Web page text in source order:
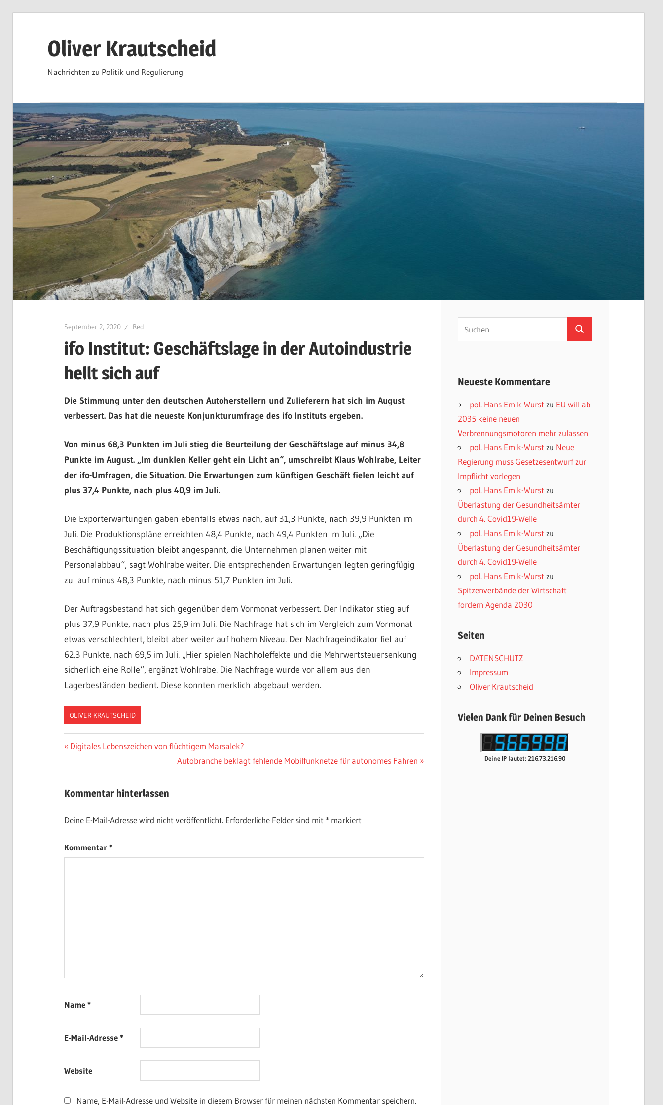
Oliver Krautscheid
Nachrichten zu Politik und Regulierung
September 2, 2020 Red
ifo Institut: Geschäftslage in der Autoindustrie
hellt sich auf
Die Stimmung unter den deutschen Autoherstellern und Zulieferern hat sich im August
verbessert. Das hat die neueste Konjunkturumfrage des ifo Instituts ergeben.
Von minus 68,3 Punkten im Juli stieg die Beurteilung der Geschäftslage auf minus 34,8
Punkte im August. „Im dunklen Keller geht ein Licht an“, umschreibt Klaus Wohlrabe, Leiter
der ifo-Umfragen, die Situation. Die Erwartungen zum künftigen Geschäft fielen leicht auf
plus 37,4 Punkte, nach plus 40,9 im Juli.
Die Exporterwartungen gaben ebenfalls etwas nach, auf 31,3 Punkte, nach 39,9 Punkten im
Juli. Die Produktionspläne erreichten 48,4 Punkte, nach 49,4 Punkten im Juli. „Die
Beschäftigungssituation bleibt angespannt, die Unternehmen planen weiter mit
Personalabbau“, sagt Wohlrabe weiter. Die entsprechenden Erwartungen legten geringfügig
zu: auf minus 48,3 Punkte, nach minus 51,7 Punkten im Juli.
Der Auftragsbestand hat sich gegenüber dem Vormonat verbessert. Der Indikator stieg auf
plus 37,9 Punkte, nach plus 25,9 im Juli. Die Nachfrage hat sich im Vergleich zum Vormonat
etwas verschlechtert, bleibt aber weiter auf hohem Niveau. Der Nachfrageindikator fiel auf
62,3 Punkte, nach 69,5 im Juli. „Hier spielen Nachholeffekte und die Mehrwertsteuersenkung
sicherlich eine Rolle“, ergänzt Wohlrabe. Die Nachfrage wurde vor allem aus den
Lagerbeständen bedient. Diese konnten merklich abgebaut werden.
OLIVER KRAUTSCHEID
Beitragsnavigation
Vorheriger
Digitales Lebenszeichen von flüchtigem Marsalek?
Nächster
Autobranche beklagt fehlende Mobilfunknetze für autonomes Fahren
Kommentar hinterlassen
Deine E-Mail-Adresse wird nicht veröffentlicht. Erforderliche Felder sind mit *markiert
Kommentar*
Name*
E-Mail-Adresse*
Website
Name, E-Mail-Adresse und Website in diesem Browser für meinen nächsten Kommentar speichern.
Suchen
Neueste Kommentare
pol. Hans Emik-Wurst zu EU will ab
2035 keine neuen
Verbrennungsmotoren mehr zulassen
pol. Hans Emik-Wurst zu Neue
Regierung muss Gesetzesentwurf zur
Impflicht vorlegen
pol. Hans Emik-Wurst zu
Überlastung der Gesundheitsämter
durch 4. Covid19-Welle
pol. Hans Emik-Wurst zu
Überlastung der Gesundheitsämter
durch 4. Covid19-Welle
pol. Hans Emik-Wurst zu
Spitzenverbände der Wirtschaft
fordern Agenda 2030
Seiten
DATENSCHUTZ
Impressum
Oliver Krautscheid
Vielen Dank für Deinen Besuch
Deine IP lautet: 216.73.216.90